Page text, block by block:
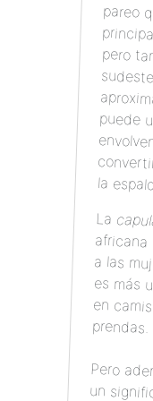
la
La
prendas.
Pero
un